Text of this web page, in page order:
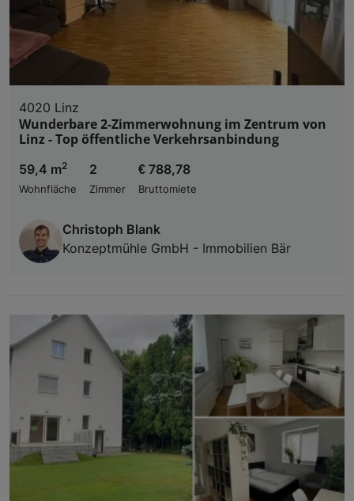
4020 Linz
Wunderbare 2-Zimmerwohnung im Zentrum von
Linz - Top öffentliche Verkehrsanbindung
59,4 m2
Wohnfläche
2
Zimmer
€ 788,78
Bruttomiete
Christoph Blank
Konzeptmühle GmbH - Immobilien Bär